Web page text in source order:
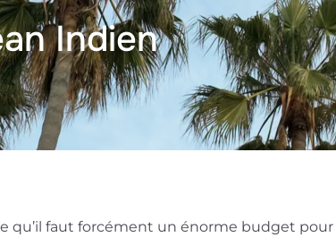
Indien
faut forcément un énorme budget pour